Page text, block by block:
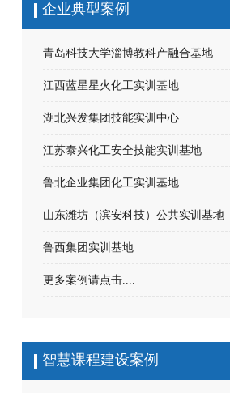
企业典型案例
青岛科技大学淄博教科产融合基地
江西蓝星星火化工实训基地
湖北兴发集团技能实训中心
江苏泰兴化工安全技能实训基地
鲁北企业集团化工实训基地
山东潍坊（滨安科技）公共实训基地
鲁西集团实训基地
更多案例请点击....
智慧课程建设案例